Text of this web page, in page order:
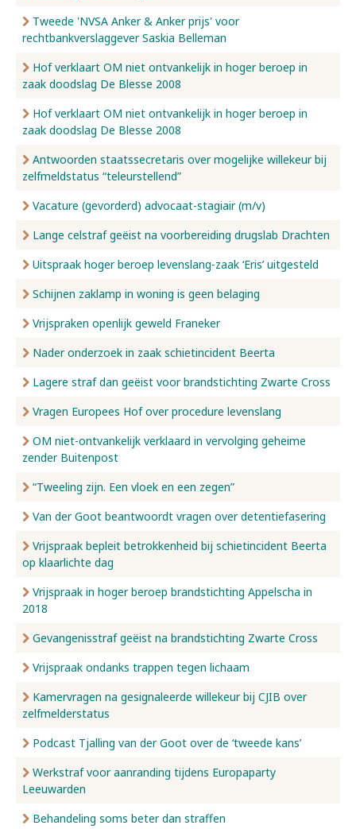
Tweede 'NVSA Anker & Anker prijs' voor
rechtbankverslaggever Saskia Belleman
Hof verklaart OM niet ontvankelijk in hoger beroep in
zaak doodslag De Blesse 2008
Hof verklaart OM niet ontvankelijk in hoger beroep in
zaak doodslag De Blesse 2008
Antwoorden staatssecretaris over mogelijke willekeur bij
zelfmeldstatus “teleurstellend”
Vacature (gevorderd) advocaat-stagiair (m/v)
Lange celstraf geëist na voorbereiding drugslab Drachten
Uitspraak hoger beroep levenslang-zaak ‘Eris’ uitgesteld
Schijnen zaklamp in woning is geen belaging
Vrijspraken openlijk geweld Franeker
Nader onderzoek in zaak schietincident Beerta
Lagere straf dan geëist voor brandstichting Zwarte Cross
Vragen Europees Hof over procedure levenslang
OM niet-ontvankelijk verklaard in vervolging geheime
zender Buitenpost
“Tweeling zijn. Een vloek en een zegen”
Van der Goot beantwoordt vragen over detentiefasering
Vrijspraak bepleit betrokkenheid bij schietincident Beerta
op klaarlichte dag
Vrijspraak in hoger beroep brandstichting Appelscha in
2018
Gevangenisstraf geëist na brandstichting Zwarte Cross
Vrijspraak ondanks trappen tegen lichaam
Kamervragen na gesignaleerde willekeur bij CJIB over
zelfmelderstatus
Podcast Tjalling van der Goot over de ‘tweede kans’
Werkstraf voor aanranding tijdens Europaparty
Leeuwarden
Behandeling soms beter dan straffen